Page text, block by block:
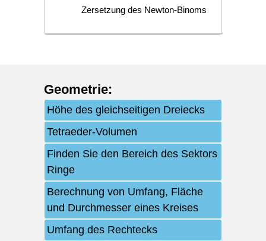
Zersetzung des Newton-Binoms
Geometrie:
Höhe des gleichseitigen Dreiecks
Tetraeder-Volumen
Finden Sie den Bereich des Sektors
Ringe
Berechnung von Umfang, Fläche
und Durchmesser eines Kreises
Umfang des Rechtecks